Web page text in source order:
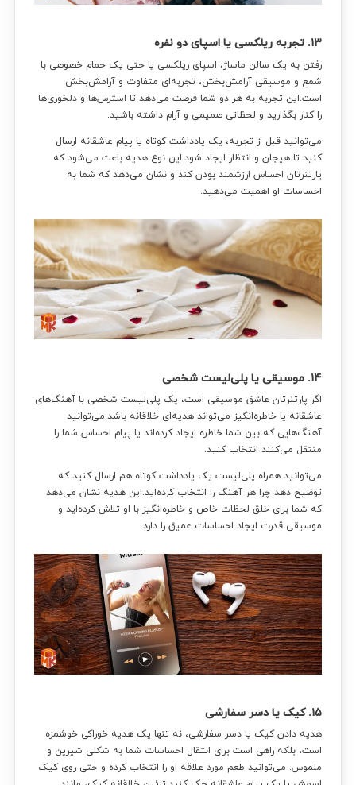
۱۳. تجربه ریلکسی یا اسپای دو نفره
رفتن به یک سالن ماساژ، اسپای ریلکسی یا حتی یک حمام خصوصی با
شمع و موسیقی آرامش‌بخش، تجربه‌ای متفاوت و آرامش‌بخش
است.این تجربه به هر دو شما فرصت می‌دهد تا استرس‌ها و دلخوری‌ها
را کنار بگذارید و لحظاتی صمیمی و آرام داشته باشید.
می‌توانید قبل از تجربه، یک یادداشت کوتاه یا پیام عاشقانه ارسال
کنید تا هیجان و انتظار ایجاد شود.این نوع هدیه باعث می‌شود که
پارتنرتان احساس ارزشمند بودن کند و نشان می‌دهد که شما به
احساسات او اهمیت می‌دهید.
۱۴. موسیقی یا پلی‌لیست شخصی
اگر پارتنرتان عاشق موسیقی است، یک پلی‌لیست شخصی با آهنگ‌های
عاشقانه یا خاطره‌انگیز می‌تواند هدیه‌ای خلاقانه باشد.می‌توانید
آهنگ‌هایی که بین شما خاطره ایجاد کرده‌اند یا پیام احساس شما را
منتقل می‌کنند انتخاب کنید.
می‌توانید همراه پلی‌لیست یک یادداشت کوتاه هم ارسال کنید که
توضیح دهد چرا هر آهنگ را انتخاب کرده‌اید.این هدیه نشان می‌دهد
که شما برای خلق لحظات خاص و خاطره‌انگیز با او تلاش کرده‌اید و
موسیقی قدرت ایجاد احساسات عمیق را دارد.
۱۵. کیک یا دسر سفارشی
هدیه دادن کیک یا دسر سفارشی، نه تنها یک هدیه خوراکی خوشمزه
است، بلکه راهی است برای انتقال احساسات شما به شکلی شیرین و
ملموس. می‌توانید طعم مورد علاقه او را انتخاب کرده و حتی روی کیک